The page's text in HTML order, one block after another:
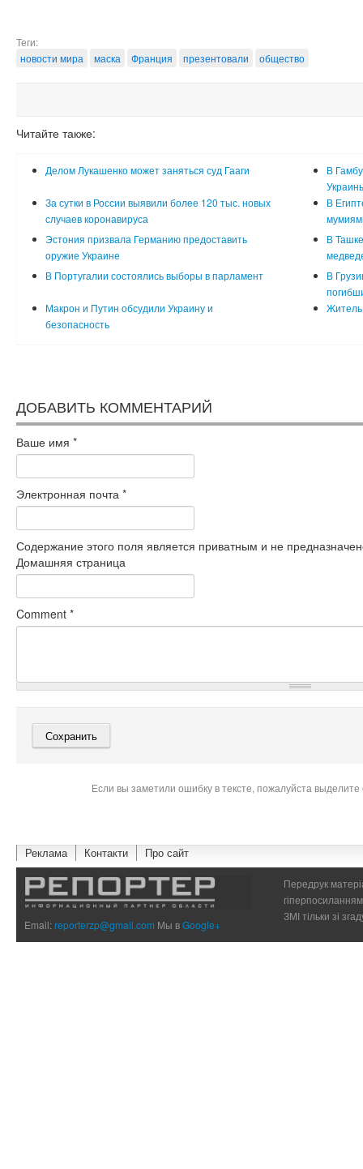
Теги:
новости мира
маска Франция презентовали общество
Читайте также:
Делом Лукашенко может заняться суд Гааги
В
За сутки в России выявили более 120 тыс. новых
случаев коронавируса
В
Эстония призвала Германию предоставить
оружие Украине
В
В Португалии состоялись выборы в парламент
В
Макрон и Путин обсудили Украину и
безопасность
Житель
ДОБАВИТЬ КОММЕНТАРИЙ
Ваше имя *
Электронная почта *
Содержание этого поля является приватным и не
Домашняя страница
Comment *
Если вы заметили ошибку в тексте, пожалуйста
Реклама Контакти Про сайт
Email:reporterzp@gmail.com Мы вGoogle+
Передрук
ЗМІ тільки зі